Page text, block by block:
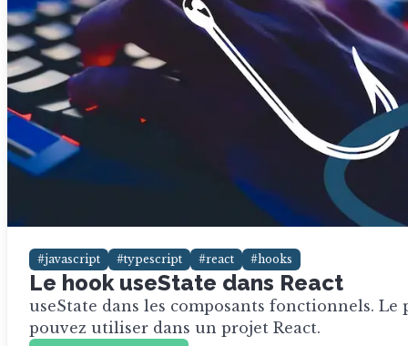
#javascript #typescript #react #hooks
Le hook useState dans React
useState dans les composants fonctionnels.
pouvez utiliser dans un projet React.